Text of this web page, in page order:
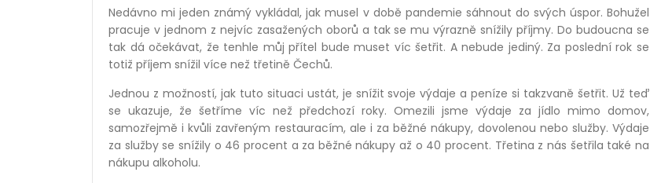
Nedávno mi jeden známý vykládal, jak musel v době pandemie sáhnout do svých úspor. Bohužel
pracuje v jednom z nejvíc zasažených oborů a tak se mu výrazně snížily příjmy. Do budoucna se
tak dá očekávat, že tenhle můj přítel bude muset víc šetřit. A nebude jediný. Za poslední rok se
totiž příjem snížil více než třetině Čechů.
Jednou z možností, jak tuto situaci ustát, je snížit svoje výdaje a peníze si takzvaně šetřit. Už teď
se ukazuje, že šetříme víc než předchozí roky. Omezili jsme výdaje za jídlo mimo domov,
samozřejmě i kvůli zavřeným restauracím, ale i za běžné nákupy, dovolenou nebo služby. Výdaje
za služby se snížily o 46 procent a za běžné nákupy až o 40 procent. Třetina z nás šetřila také na
nákupu alkoholu.